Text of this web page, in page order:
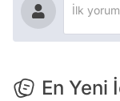
En Yeni